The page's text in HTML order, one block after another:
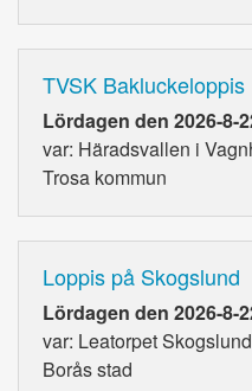
TVSK Bakluckeloppis
Lördagen den 2026-8-
var: Häradsvallen i
Trosa kommun
Loppis på Skogslund
Lördagen den 2026-8-
var: Leatorpet
Borås stad